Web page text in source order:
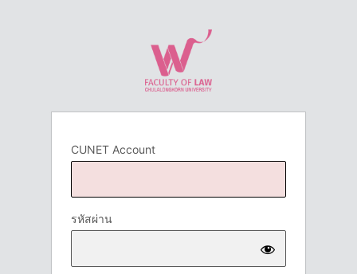
CUNET Account
รหัสผ่าน